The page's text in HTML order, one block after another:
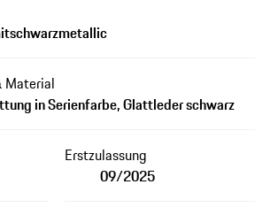
Material
in Serienfarbe, Glattleder schwarz
Erstzulassung
09/2025